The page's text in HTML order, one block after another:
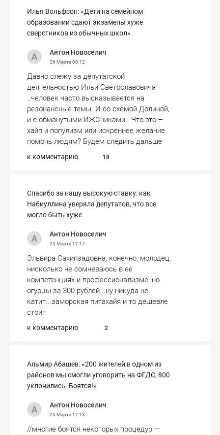
Илья Вольфсон: «Дети на семейном
образовании сдают экзамены хуже
сверстников из обычных школ»
Антон Новоселич
26 Марта08:12
Давно слежу за депутатской
деятельностью Ильи Светославовича
..человек часто высказывается на
резонансные темы. И со схемой Долиной,
и с обманутыми ИЖСниками.. Что это –
хайп и популизм или искреннее желание
помочь людям? Будем следить дальше
к комментарию 18
Спасибо за нашу высокую ставку: как
Набиуллина уверяла депутатов, что все
могло быть хуже
Антон Новоселич
25 Марта17:17
Эльвира Сахипзадовна, конечно, молодец,
нисколько не сомневаюсь в ее
компетенциях и профессионализме, но
огурцы за 300 рублей...ну никуда не
катит...заморская питахайя и то дешевле
стоит
к комментарию 2
Альмир Абашев: «200 жителей в одном из
районов мы смогли уговорить на ФГДС, 800
уклонились. Боятся!»
Антон Новоселич
25 Марта17:13
//многие боятся некоторых процедур —